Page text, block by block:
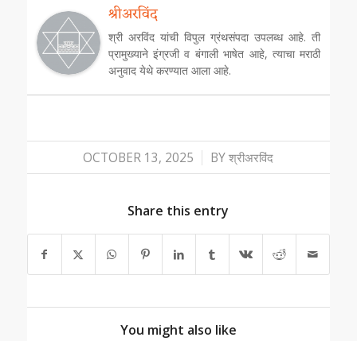
श्रीअरविंद
श्री अरविंद यांची विपुल ग्रंथसंपदा उपलब्ध आहे. ती
प्रामुख्याने इंग्रजी व बंगाली भाषेत आहे, त्याचा मराठी
अनुवाद येथे करण्यात आला आहे.
OCTOBER 13, 2025
/ BYश्रीअरविंद
Share this entry
You might also like